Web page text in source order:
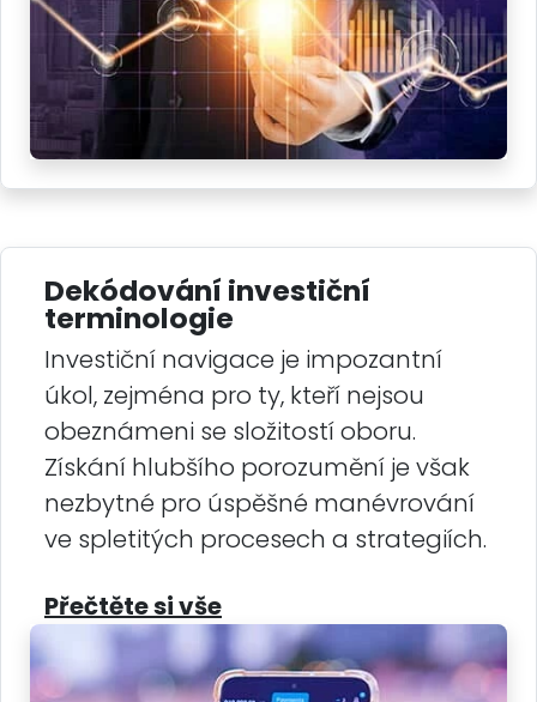
Dekódování investiční
terminologie
Investiční navigace je impozantní
úkol, zejména pro ty, kteří nejsou
obeznámeni se složitostí oboru.
Získání hlubšího porozumění je však
nezbytné pro úspěšné manévrování
ve spletitých procesech a strategiích.
Přečtěte si vše